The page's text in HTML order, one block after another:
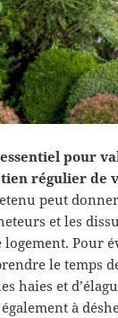
pour
régulier de
peut
et les
logement. Pour
le temps
haies et
à